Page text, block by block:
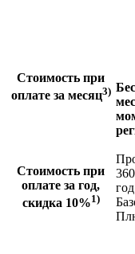
Стоимость при
оплате за месяц3)
Стоимость при
оплате за год,
скидка 10%1)